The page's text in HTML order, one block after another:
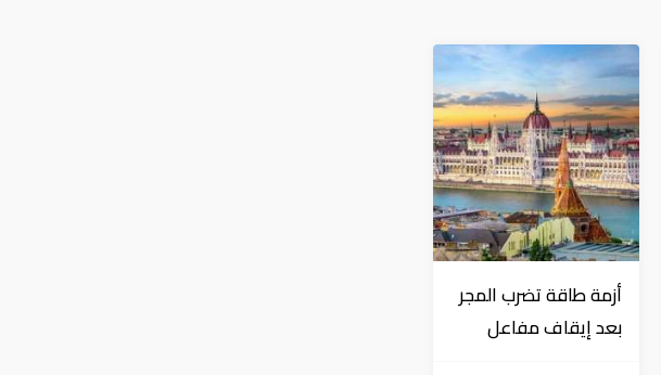
أزمة طاقة تضرب المجر
بعد إيقاف مفاعل